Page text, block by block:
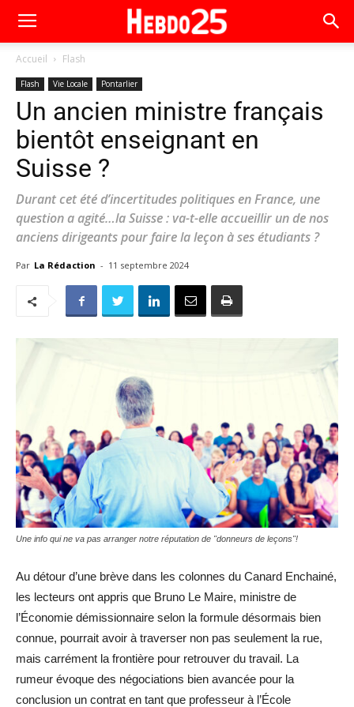
Accueil Flash
Flash Vie Locale Pontarlier
Un ancien ministre français
bientôt enseignant en
Suisse ?
Durant cet été d’incertitudes politiques en France, une
question a agité…la Suisse : va-t-elle accueillir un de nos
anciens dirigeants pour faire la leçon à ses étudiants ?
Par La Rédaction - 11 septembre 2024
Une info qui ne va pas arranger notre réputation de "donneurs de leçons"!
Au détour d’une brève dans les colonnes du Canard Enchainé,
les lecteurs ont appris que Bruno Le Maire, ministre de
l’Économie démissionnaire selon la formule désormais bien
connue, pourrait avoir à traverser non pas seulement la rue,
mais carrément la frontière pour retrouver du travail. La
rumeur évoque des négociations bien avancée pour la
conclusion un contrat en tant que professeur à l’École